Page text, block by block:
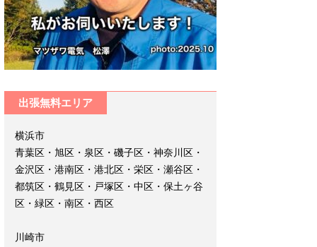
出張無料エリア
横浜市
青葉区・旭区・泉区・磯子区・神奈川区・
金沢区・港南区・港北区・栄区・瀬谷区・
都筑区・鶴見区・戸塚区・中区・保土ヶ谷
区・緑区・南区・西区
川崎市